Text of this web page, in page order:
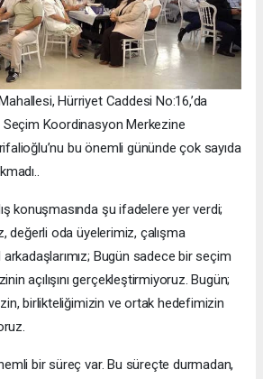
Hürriyet Caddesi No:16,’da
Seçim Koordinasyon Merkezine
bu önemli gününde çok sayıda
konuşmasında şu ifadelere yer verdi;
değerli oda üyelerimiz, çalışma
arkadaşlarımız; Bugün sadece bir seçim
açılışını gerçekleştirmiyoruz. Bugün;
birlikteliğimizin ve ortak hedefimizin
bir süreç var. Bu süreçte durmadan,